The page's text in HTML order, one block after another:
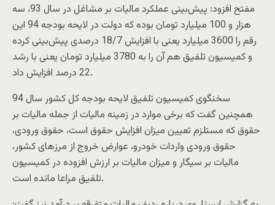
مفتح افزود: پیش‌بینی عملکرد مالیات بر مشاغل در سال 93، سه
هزار و 100 میلیارد تومان بوده که دولت در لایحه بودجه 94 این
رقم را 3600 میلیارد یعنی با افزایش 18/7 درصدی پیش‌بینی کرده
و کمیسیون تلفیق هم آن را به 3780 میلیارد تومان یعنی با رشد
22 درصد افزایش داد.
سخنگوی کمیسیون تلفیق لایحه بودجه کل کشور سال 94
همچنین گفت که برخی موارد در زمینه مالیات از جمله مالیات بر
حقوق که مستلزم تعیین میزان افزایش حقوق است، حقوق ورودی،
حقوق ورودی واردات خودرو، عوارض خروج از مرزهای کشور،
مالیات بر سیگار و میزان مالیات بر ارزش افزوده در کمیسیون
تلفیق مراعا مانده است.